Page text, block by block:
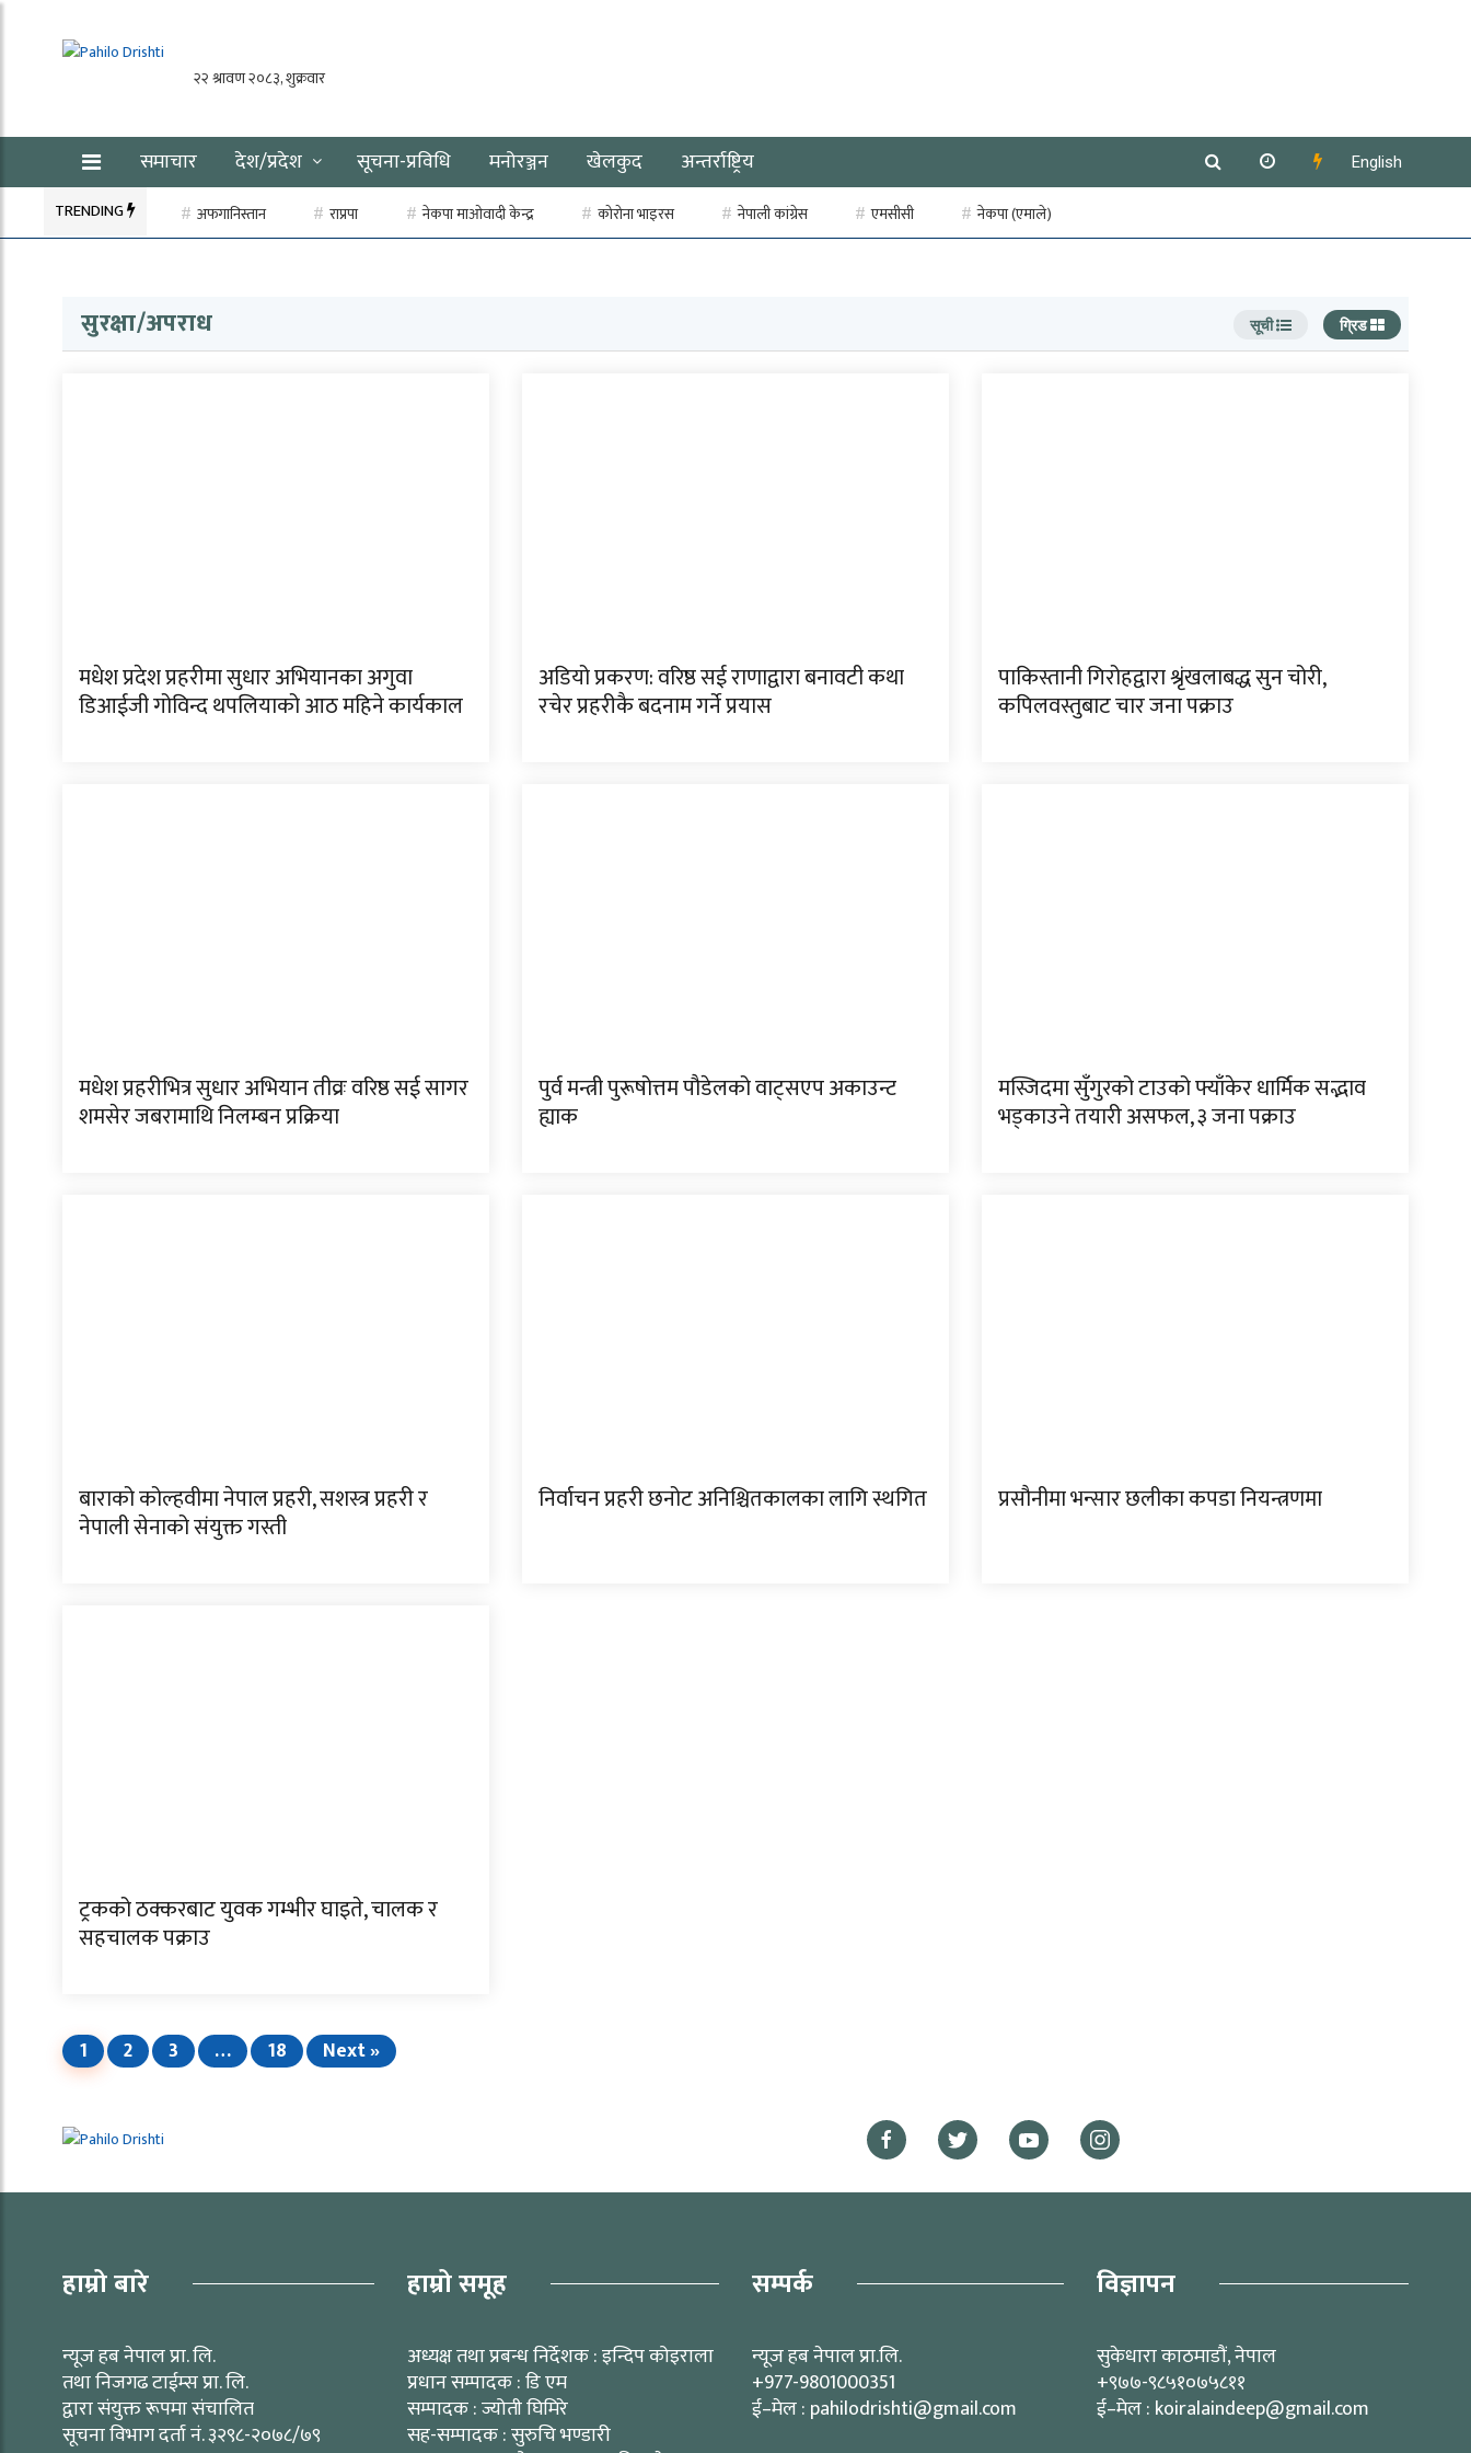
समाचार देश/प्रदेश सूचना-प्रविधि मनोरञ्जन खेलकुद अन्तर्राष्ट्रिय English
TRENDING अफगानिस्तान राप्रपा नेकपा माओवादी केन्द्र कोरोना भाइरस नेपाली कांग्रेस एमसीसी नेकपा (एमाले)
सुरक्षा/अपराध सूची ग्रिड
मधेश प्रदेश प्रहरीमा सुधार अभियानका अगुवा
डिआईजी गोविन्द थपलियाको आठ महिने कार्यकाल
अडियो प्रकरण: वरिष्ठ सई राणाद्वारा बनावटी कथा
रचेर प्रहरीकै बदनाम गर्ने प्रयास
पाकिस्तानी गिरोहद्वारा श्रृंखलाबद्ध सुन चोरी,
कपिलवस्तुबाट चार जना पक्राउ
मधेश प्रहरीभित्र सुधार अभियान तीव्रः वरिष्ठ सई सागर
शमसेर जबरामाथि निलम्बन प्रक्रिया
पुर्व मन्त्री पुरूषोत्तम पौडेलको वाट्सएप अकाउन्ट
ह्याक
मस्जिदमा सुँगुरको टाउको फ्याँकेर धार्मिक सद्भाव
भड्काउने तयारी असफल, ३ जना पक्राउ
बाराको कोल्हवीमा नेपाल प्रहरी, सशस्त्र प्रहरी र
नेपाली सेनाको संयुक्त गस्ती
निर्वाचन प्रहरी छनोट अनिश्चितकालका लागि स्थगित प्रसौनीमा भन्सार छलीका कपडा नियन्त्रणमा
ट्रकको ठक्करबाट युवक गम्भीर घाइते, चालक र
सहचालक पक्राउ
1 2 3 … 18 Next »
हाम्रो बारे
न्यूज हब नेपाल प्रा. लि.
तथा निजगढ टाईम्स प्रा. लि.
द्वारा संयुक्त रूपमा संचालित
सूचना विभाग दर्ता नं. ३२९८-२०७८/७९
हाम्रो समूह
अध्यक्ष तथा प्रबन्ध निर्देशक : इन्दिप कोइराला
प्रधान सम्पादक : डि एम
सम्पादक : ज्योती घिमिरे
सह-सम्पादक : सुरुचि भण्डारी
सम्पर्क
न्यूज हब नेपाल प्रा.लि.
+977-9801000351
ई–मेल : pahilodrishti@gmail.com
विज्ञापन
सुकेधारा काठमाडौं, नेपाल
+९७७-९८५१०७५८११
ई–मेल : koiralaindeep@gmail.com